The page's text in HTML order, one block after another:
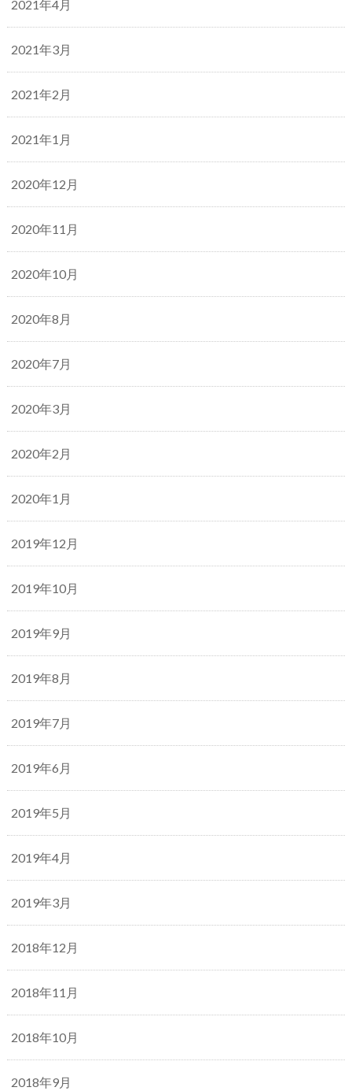
2021年4月
2021年3月
2021年2月
2021年1月
2020年12月
2020年11月
2020年10月
2020年8月
2020年7月
2020年3月
2020年2月
2020年1月
2019年12月
2019年10月
2019年9月
2019年8月
2019年7月
2019年6月
2019年5月
2019年4月
2019年3月
2018年12月
2018年11月
2018年10月
2018年9月